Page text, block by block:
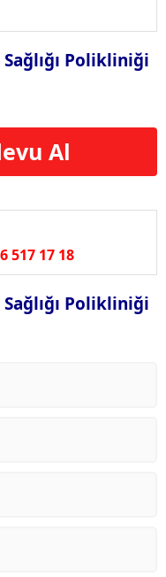
Polikliniği
Al
517 17 18
Polikliniği